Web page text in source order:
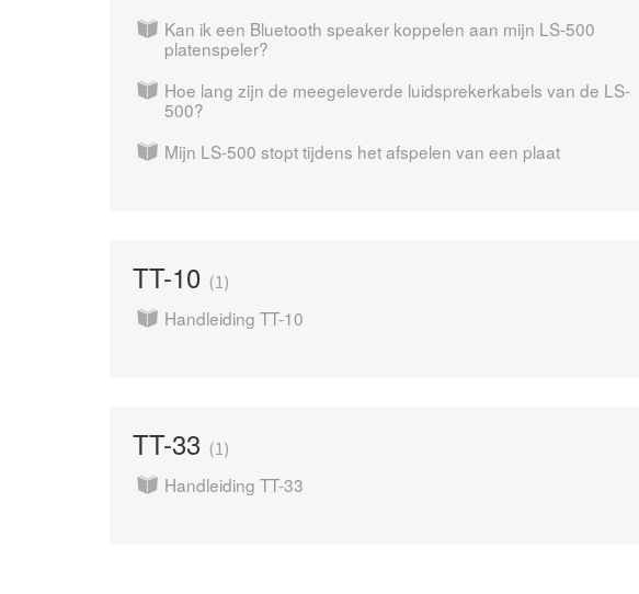
Kan ik een Bluetooth speaker koppelen aan mijn LS-500
platenspeler?
Hoe lang zijn de meegeleverde luidsprekerkabels van de LS-
500?
Mijn LS-500 stopt tijdens het afspelen van een plaat
TT-10 1
Handleiding TT-10
TT-33 1
Handleiding TT-33